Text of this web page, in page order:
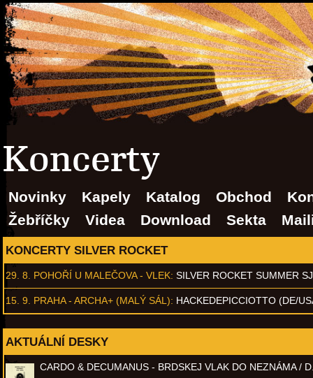
Koncerty
Novinky Kapely Katalog Obchod
Žebříčky
Videa Download Sekta
KONCERTY SILVER ROCKET
29. 8. POHOŘÍ U MALEČOVA - VLEK: SILVER ROCKET SUMMER
15. 9. PRAHA - ARCHA+ (MALÝ SÁL): HACKEDEPICCIOTTO (DE/
AKTUÁLNÍ DESKY
CARDO & DECUMANUS - BRDSKEJ VLAK DO NEZNÁMA /